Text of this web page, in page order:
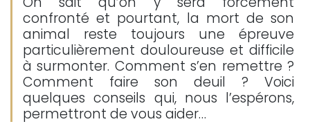
confronté et pourtant, la mort de son
animal reste toujours une épreuve
particulièrement douloureuse et difficile
à surmonter. Comment s’en remettre ?
Comment faire son deuil ? Voici
quelques conseils qui, nous l’espérons,
permettront de vous aider…